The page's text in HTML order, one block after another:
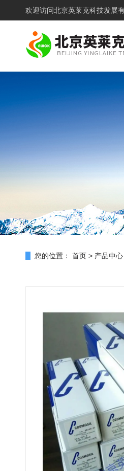
欢迎访问北京英莱克科技发展
您的位置： 首页 > 产品中心